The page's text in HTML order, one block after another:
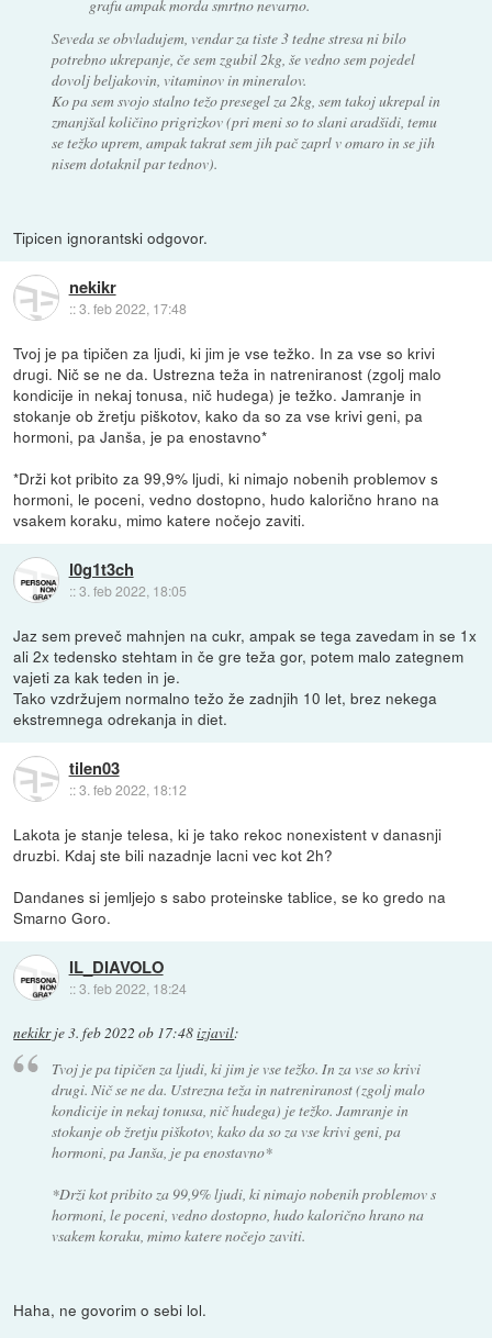
grafu ampak morda smrtno nevarno.
Seveda se obvladujem, vendar za tiste 3 tedne stresa ni bilo
potrebno ukrepanje, če sem zgubil 2kg, še vedno sem pojedel
dovolj beljakovin, vitaminov in mineralov.
Ko pa sem svojo stalno težo presegel za 2kg, sem takoj ukrepal in
zmanjšal količino prigrizkov (pri meni so to slani aradšidi, temu
se težko uprem, ampak takrat sem jih pač zaprl v omaro in se jih
nisem dotaknil par tednov).
Tipicen ignorantski odgovor.
nekikr
::3. feb 2022, 17:48
Tvoj je pa tipičen za ljudi, ki jim je vse težko. In za vse so krivi
drugi. Nič se ne da. Ustrezna teža in natreniranost (zgolj malo
kondicije in nekaj tonusa, nič hudega) je težko. Jamranje in
stokanje ob žretju piškotov, kako da so za vse krivi geni, pa
hormoni, pa Janša, je pa enostavno*
*Drži kot pribito za 99,9% ljudi, ki nimajo nobenih problemov s
hormoni, le poceni, vedno dostopno, hudo kalorično hrano na
vsakem koraku, mimo katere nočejo zaviti.
l0g1t3ch
::3. feb 2022, 18:05
Jaz sem preveč mahnjen na cukr, ampak se tega zavedam in se 1x
ali 2x tedensko stehtam in če gre teža gor, potem malo zategnem
vajeti za kak teden in je.
Tako vzdržujem normalno težo že zadnjih 10 let, brez nekega
ekstremnega odrekanja in diet.
tilen03
::3. feb 2022, 18:12
Lakota je stanje telesa, ki je tako rekoc nonexistent v danasnji
druzbi. Kdaj ste bili nazadnje lacni vec kot 2h?
Dandanes si jemljejo s sabo proteinske tablice, se ko gredo na
Smarno Goro.
IL_DIAVOLO
::3. feb 2022, 18:24
nekikrje3. feb 2022 ob 17:48izjavil:
Tvoj je pa tipičen za ljudi, ki jim je vse težko. In za vse so krivi
drugi. Nič se ne da. Ustrezna teža in natreniranost (zgolj malo
kondicije in nekaj tonusa, nič hudega) je težko. Jamranje in
stokanje ob žretju piškotov, kako da so za vse krivi geni, pa
hormoni, pa Janša, je pa enostavno*
*Drži kot pribito za 99,9% ljudi, ki nimajo nobenih problemov s
hormoni, le poceni, vedno dostopno, hudo kalorično hrano na
vsakem koraku, mimo katere nočejo zaviti.
Haha, ne govorim o sebi lol.